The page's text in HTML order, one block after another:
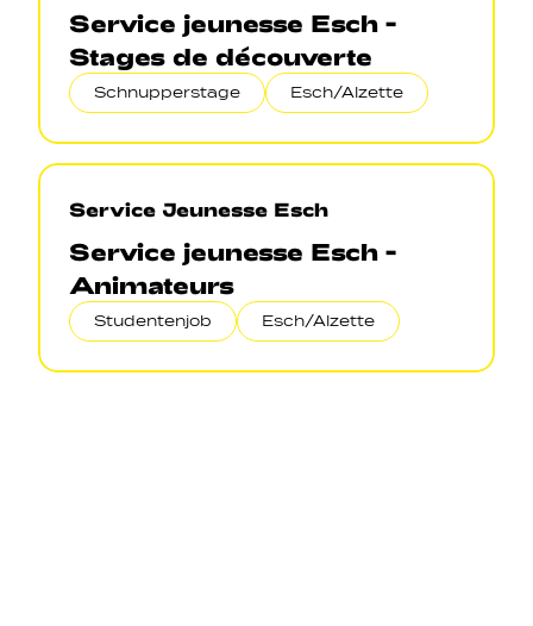
Service jeunesse Esch -
Stages de découverte
Schnupperstage Esch/Alzette
Service Jeunesse Esch
Service jeunesse Esch -
Animateurs
Studentenjob Esch/Alzette